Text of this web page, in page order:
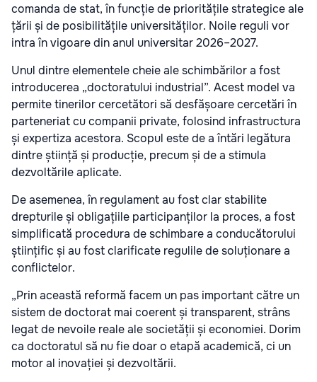
comanda de stat, în funcție de prioritățile strategice ale
țării și de posibilitățile universităților. Noile reguli vor
intra în vigoare din anul universitar 2026–2027.
Unul dintre elementele cheie ale schimbărilor a fost
introducerea „doctoratului industrial”. Acest model va
permite tinerilor cercetători să desfășoare cercetări în
parteneriat cu companii private, folosind infrastructura
și expertiza acestora. Scopul este de a întări legătura
dintre știință și producție, precum și de a stimula
dezvoltările aplicate.
De asemenea, în regulament au fost clar stabilite
drepturile și obligațiile participanților la proces, a fost
simplificată procedura de schimbare a conducătorului
științific și au fost clarificate regulile de soluționare a
conflictelor.
„Prin această reformă facem un pas important către un
sistem de doctorat mai coerent și transparent, strâns
legat de nevoile reale ale societății și economiei. Dorim
ca doctoratul să nu fie doar o etapă academică, ci un
motor al inovației și dezvoltării.